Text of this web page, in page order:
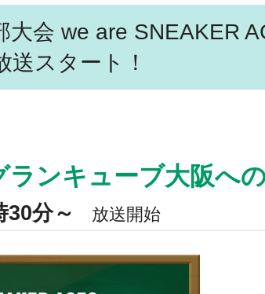
大会 we are SNEAKER
送スタート！
ンキューブ大阪へ
30分～ 放送開始